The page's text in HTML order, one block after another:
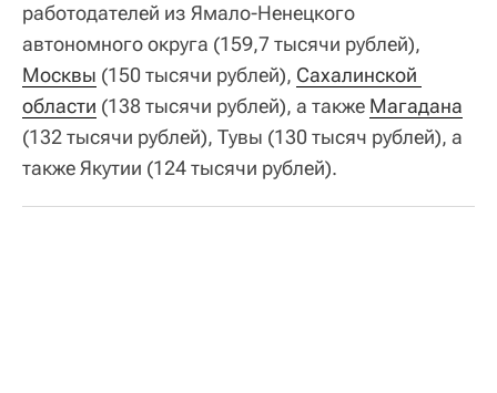
работодателей из Ямало-Ненецкого
автономного округа (159,7 тысячи рублей),
Москвы (150 тысячи рублей), Сахалинской
области (138 тысячи рублей), а также Магадана
(132 тысячи рублей), Тувы (130 тысяч рублей), а
также Якутии (124 тысячи рублей).